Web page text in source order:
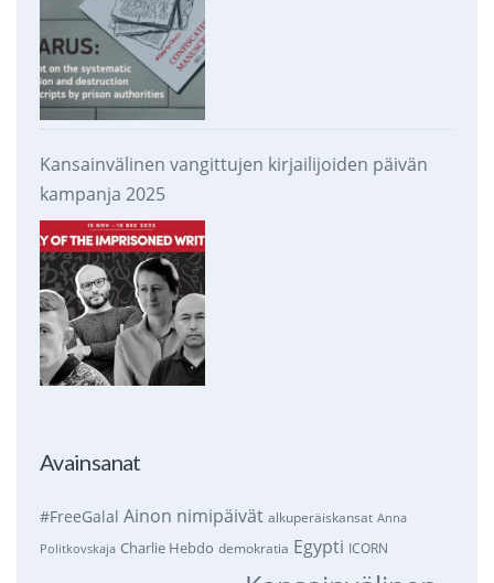
Kansainvälinen vangittujen kirjailijoiden päivän
kampanja 2025
Avainsanat
#FreeGalal Ainon nimipäivät alkuperäiskansat Anna
Politkovskaja Charlie Hebdo demokratia Egypti ICORN